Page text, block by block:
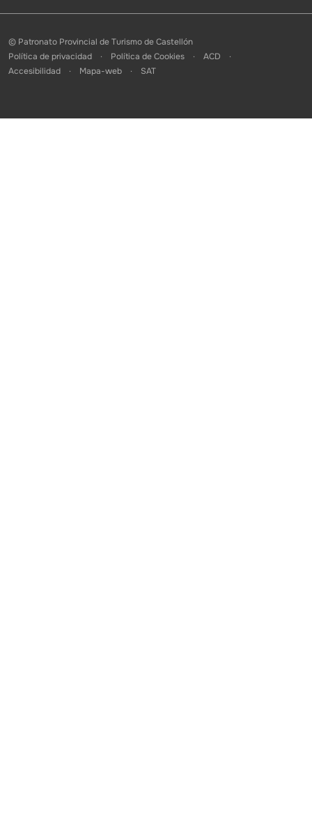
© Patronato Provincial de Turismo de Castellón
Política de privacidad
Política de Cookies
ACD
Accesibilidad
Mapa-web SAT